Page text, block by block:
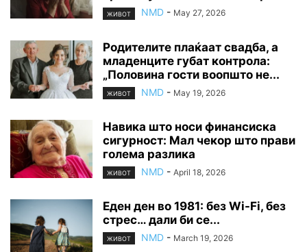
ЖИВОТ NMD - May 27, 2026
Родителите плаќаат свадба, а
младенците губат контрола:
„Половина гости воопшто не...
ЖИВОТ NMD - May 19, 2026
Навика што носи финансиска
сигурност: Мал чекор што прави
голема разлика
ЖИВОТ NMD - April 18, 2026
Еден ден во 1981: без Wi-Fi, без
стрес… дали би се...
ЖИВОТ NMD - March 19, 2026